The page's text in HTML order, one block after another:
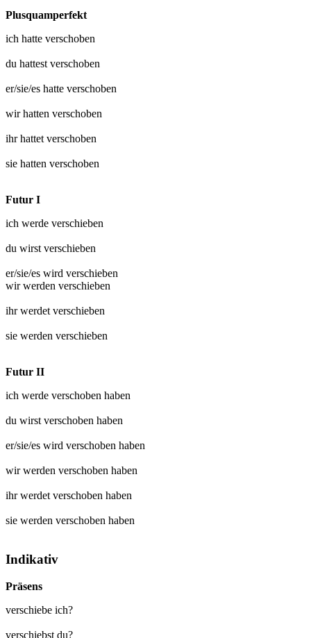
Plusquamperfekt
ich hatte verschoben
du hattest verschoben
er/sie/es hatte verschoben
wir hatten verschoben
ihr hattet verschoben
sie hatten verschoben
Futur I
ich werde verschieben
du wirst verschieben
er/sie/es wird verschieben
wir werden verschieben
ihr werdet verschieben
sie werden verschieben
Futur II
ich werde verschoben haben
du wirst verschoben haben
er/sie/es wird verschoben haben
wir werden verschoben haben
ihr werdet verschoben haben
sie werden verschoben haben
Indikativ
Präsens
verschiebe ich?
verschiebst du?